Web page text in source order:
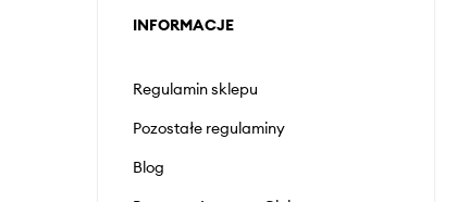
INFORMACJE
Regulamin sklepu
Pozostałe regulaminy
Blog